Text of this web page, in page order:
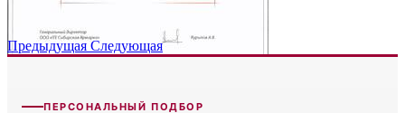
Предыдущая Следующая
ПЕРСОНАЛЬНЫЙ ПОДБОР